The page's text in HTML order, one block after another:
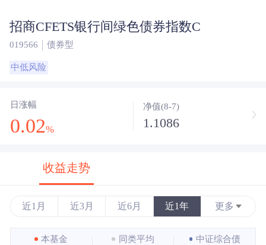
招商CFETS银行间绿色债券指数C
019566 债券型
中低风险
日涨幅
0.02%
净值(8-7)
1.1086
收益走势
近1月 近3月 近6月 近1年 更多
近3年
本基金 同类平均 中证综合债